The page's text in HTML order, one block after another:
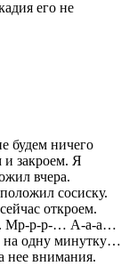
его не
будем ничего
и закроем. Я
вчера.
сосиску.
откроем.
Мр-р-р-… А-а-а…
на одну минутку…
нее внимания.